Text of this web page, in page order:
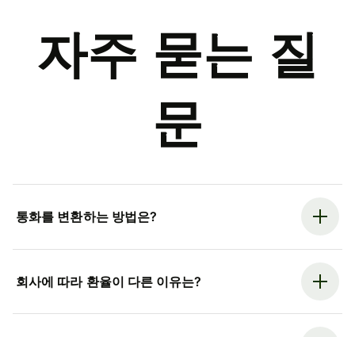
자주 묻는 질
문
통화를 변환하는 방법은?
회사에 따라 환율이 다른 이유는?